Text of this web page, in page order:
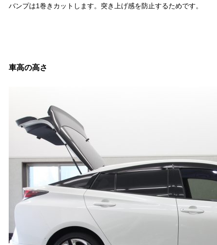
バンプは1巻きカットします。突き上げ感を防止するためです。
車高の高さ